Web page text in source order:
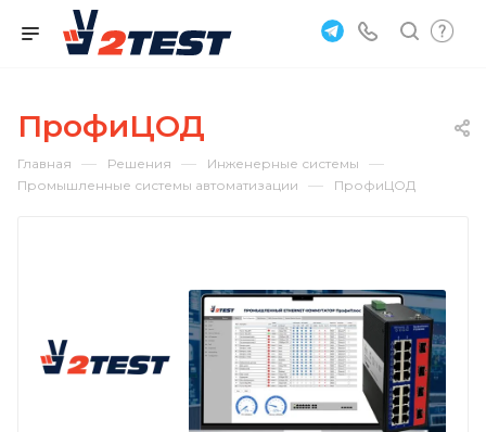
ПрофиЦОД
Главная — Решения — Инженерные системы —
Промышленные системы автоматизации — ПрофиЦОД